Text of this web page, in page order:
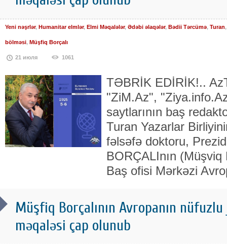
Yeni nəşrlər, Humanitar elmlər, Elmi Məqalələr, Ədəbi əlaqələr, Bədii Tərcümə, Turan
bölməsi, Müşfiq Borçalı
21 июля 1061
TƏBRİK EDİRİK!..
"ZiM.Az",
saytlarının baş
Turan Yazarlar
fəlsəfə doktoru,
BORÇALInın
Baş ofisi Mərkəzi
Müşfiq Borçalının Avropanın
məqaləsi çap olunub